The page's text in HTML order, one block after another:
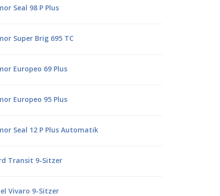
Seal 98 P Plus
Super Brig 695 TC
Europeo 69 Plus
Europeo 95 Plus
Seal 12 P Plus Automatik
Transit 9-Sitzer
Vivaro 9-Sitzer